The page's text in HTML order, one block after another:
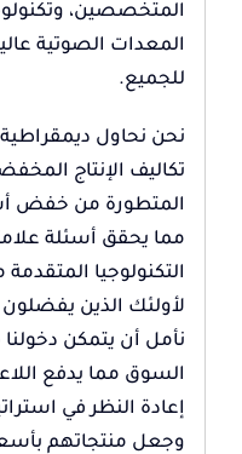
المتخصصين،
المعدات الصوتية
للجميع.
نحن نحاول
تكاليف الإنتاج
المتطورة من خفض
مما يحقق أسئلة
التكنولوجيا
لأولئك الذين يفضلون
نأمل أن يتمكن
السوق مما يدفع
إعادة النظر في
وجعل منتجاتهم